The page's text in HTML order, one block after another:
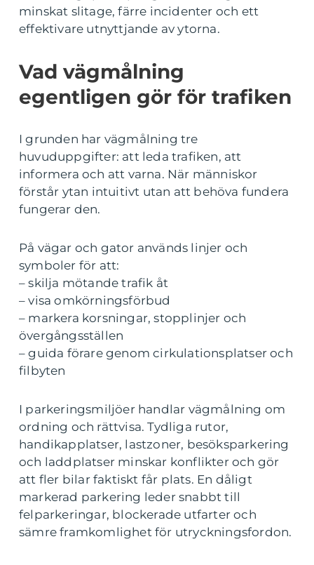
minskat slitage, färre incidenter och ett
effektivare utnyttjande av ytorna.
Vad vägmålning
egentligen gör för trafiken
I grunden har vägmålning tre
huvuduppgifter: att leda trafiken, att
informera och att varna. När människor
förstår ytan intuitivt utan att behöva fundera
fungerar den.
På vägar och gator används linjer och
symboler för att:
– skilja mötande trafik åt
– visa omkörningsförbud
– markera korsningar, stopplinjer och
övergångsställen
– guida förare genom cirkulationsplatser och
filbyten
I parkeringsmiljöer handlar vägmålning om
ordning och rättvisa. Tydliga rutor,
handikapplatser, lastzoner, besöksparkering
och laddplatser minskar konflikter och gör
att fler bilar faktiskt får plats. En dåligt
markerad parkering leder snabbt till
felparkeringar, blockerade utfarter och
sämre framkomlighet för utryckningsfordon.